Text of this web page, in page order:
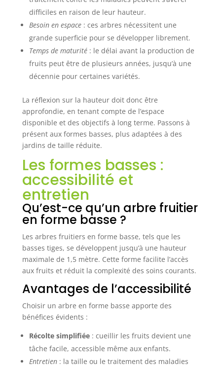
difficiles en raison de leur hauteur.
Besoin en espace: ces arbres nécessitent une
grande superficie pour se développer librement.
Temps de maturité: le délai avant la production de
fruits peut être de plusieurs années, jusqu’à une
décennie pour certaines variétés.
La réflexion sur la hauteur doit donc être
approfondie, en tenant compte de l’espace
disponible et des objectifs à long terme. Passons à
présent aux formes basses, plus adaptées à des
jardins de taille réduite.
Les formes basses :
accessibilité et
entretien
Qu’est-ce qu’un arbre fruitier
en forme basse ?
Les arbres fruitiers en forme basse, tels que les
basses tiges, se développent jusqu’à une hauteur
maximale de 1,5 mètre. Cette forme facilite l’accès
aux fruits et réduit la complexité des soins courants.
Avantages de l’accessibilité
Choisir un arbre en forme basse apporte des
bénéfices évidents :
Récolte simplifiée: cueillir les fruits devient une
tâche facile, accessible même aux enfants.
Entretien: la taille ou le traitement des maladies